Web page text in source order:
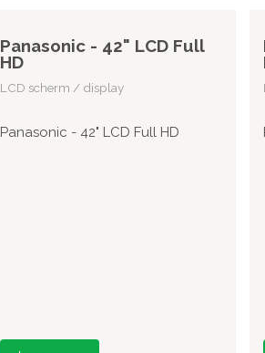
Panasonic - 42" LCD Full
HD
LCD scherm / display
Panasonic - 42" LCD Full HD